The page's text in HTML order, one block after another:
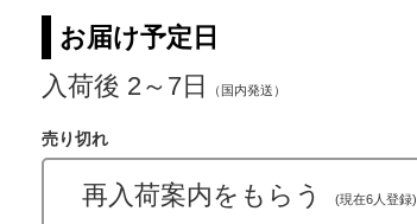
お届け予定日
入荷後 2～7日
（国内発送）
売り切れ
再入荷案内をもらう (現在6人登録)